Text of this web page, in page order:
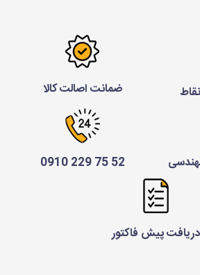
ضمانت اصالت کالا
52 75 229 0910
دریافت پیش فاکتور